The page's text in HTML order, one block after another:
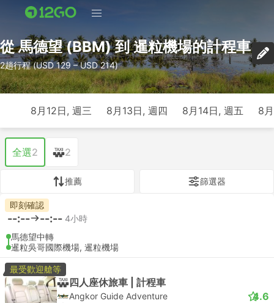
從 馬德望 (BBM) 到 暹粒機場的計程車
2趟行程 (USD 129 – USD 214)
8月12日, 週三 8月13日, 週四 8月14日, 週五 8
全選2 2
推薦 篩選器
即刻確認
--:-- --:-- 4小時
馬德望中轉
暹粒吳哥國際機場, 暹粒機場
最受歡迎艙等
四人座休旅車 | 計程車
Angkor Guide Adventure 4.6